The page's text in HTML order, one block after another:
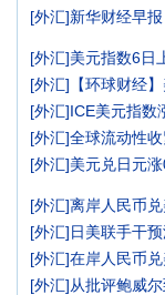
[外汇]新华财经早
[外汇]美元指数6日
[外汇] 【环球财经
[外汇]ICE美元指数
[外汇]全球流动性
[外汇]美元兑日元
[外汇]离岸人民币
[外汇]日美联手干
[外汇]在岸人民币
[外汇]从批评鲍威